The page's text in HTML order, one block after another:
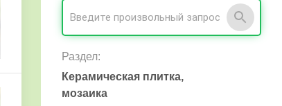
Раздел:
Керамическая плитка,
мозаика